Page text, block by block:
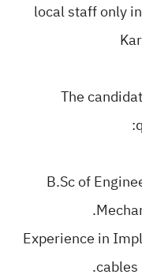
local staff only
The
1-B.Sc of
2-Experience in
cables